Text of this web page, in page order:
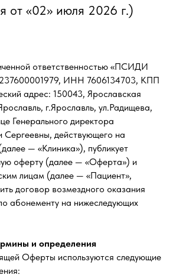
от «02» июля 2026 г.)
ответственностью «ПСИДИ
ИНН 7606134703, КПП
адрес: 150043, Ярославская
г.Ярославль, ул.Радищева,
Генерального директора
Сергеевны, действующего на
— «Клиника»), публикует
оферту (далее — «Оферта») и
лицам (далее — «Пациент»,
договор возмездного оказания
абонементу на нижеследующих
и определения
Оферты используются следующие